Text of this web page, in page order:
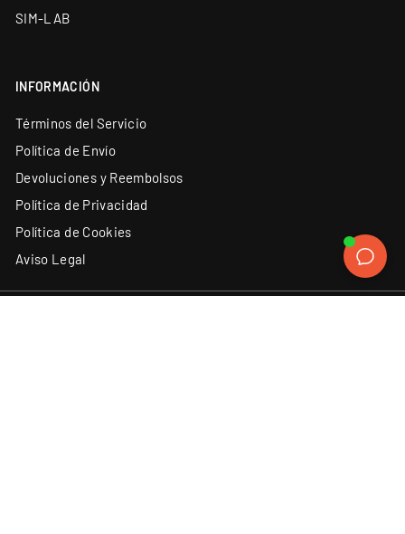
SIM-LAB
INFORMACIÓN
Términos del Servicio
Política de Envío
Devoluciones y Reembolsos
Política de Privacidad
Política de Cookies
Aviso Legal